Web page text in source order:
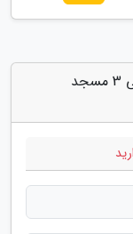
دیدگاه های مرتبط با "مرمت و سامان دهی 3 مسجد